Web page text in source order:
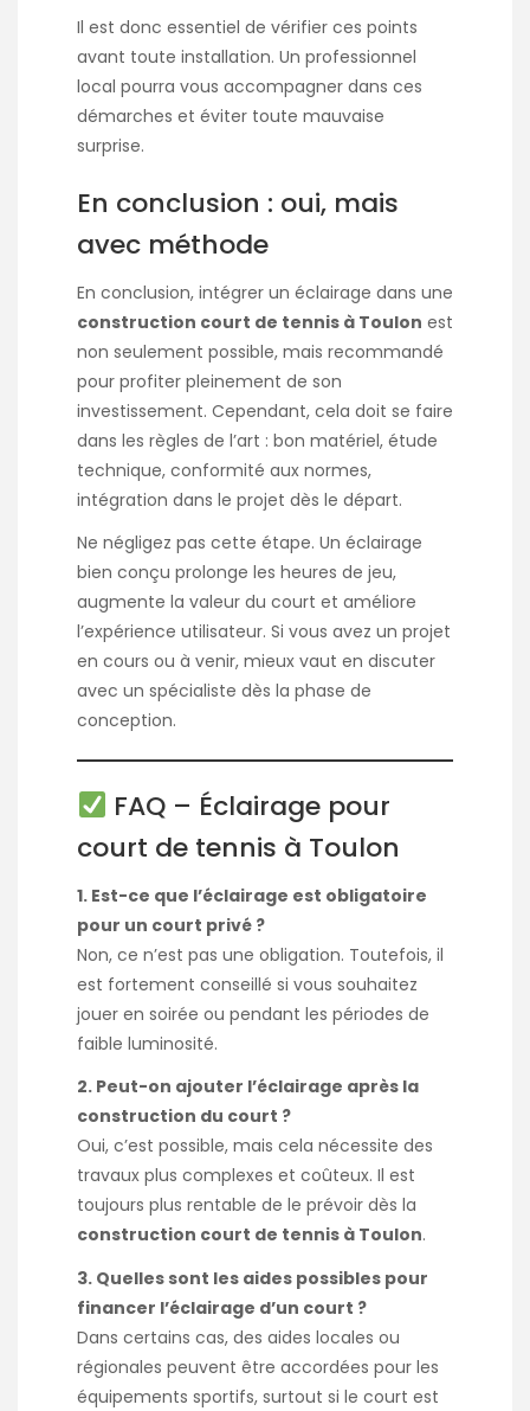
Il est donc essentiel de vérifier ces points
avant toute installation. Un professionnel
local pourra vous accompagner dans ces
démarches et éviter toute mauvaise
surprise.
En conclusion : oui, mais
avec méthode
En conclusion, intégrer un éclairage dans une
construction court de tennis à Toulon est
non seulement possible, mais recommandé
pour profiter pleinement de son
investissement. Cependant, cela doit se faire
dans les règles de l’art : bon matériel, étude
technique, conformité aux normes,
intégration dans le projet dès le départ.
Ne négligez pas cette étape. Un éclairage
bien conçu prolonge les heures de jeu,
augmente la valeur du court et améliore
l’expérience utilisateur. Si vous avez un projet
en cours ou à venir, mieux vaut en discuter
avec un spécialiste dès la phase de
conception.
FAQ – Éclairage pour
court de tennis à Toulon
1. Est-ce que l’éclairage est obligatoire
pour un court privé ?
Non, ce n’est pas une obligation. Toutefois, il
est fortement conseillé si vous souhaitez
jouer en soirée ou pendant les périodes de
faible luminosité.
2. Peut-on ajouter l’éclairage après la
construction du court ?
Oui, c’est possible, mais cela nécessite des
travaux plus complexes et coûteux. Il est
toujours plus rentable de le prévoir dès la
construction court de tennis à Toulon.
3. Quelles sont les aides possibles pour
financer l’éclairage d’un court ?
Dans certains cas, des aides locales ou
régionales peuvent être accordées pour les
équipements sportifs, surtout si le court est